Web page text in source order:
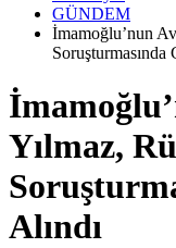
GÜNDEM
İmamoğlu’nun
Soruşturmasında
Yılmaz,
Alındı